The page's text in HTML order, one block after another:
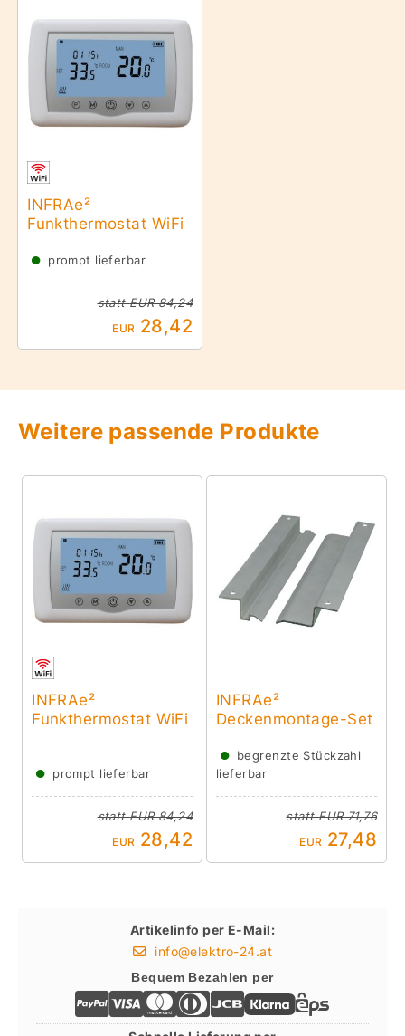
INFRAe²
Funkthermostat WiFi
● prompt lieferbar
stattEUR 84,24
EUR 28,42
Weitere passende Produkte
INFRAe²
Funkthermostat WiFi
● prompt lieferbar
stattEUR 84,24
EUR 28,42
INFRAe²
Deckenmontage-Set
● begrenzte Stückzahl
lieferbar
stattEUR 71,76
EUR 27,48
Artikelinfo per E-Mail:
info@elektro-24.at
Bequem Bezahlen per